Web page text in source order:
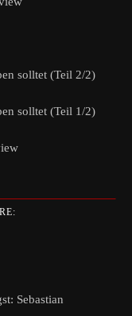
solltet (Teil 2/2)
solltet (Teil 1/2)
Sebastian